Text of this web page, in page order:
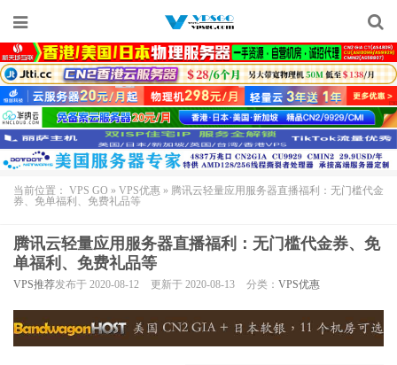
当前位置： VPS GO » VPS优惠 » 腾讯云轻量应用服务器直播福利：无门槛代金
券、免单福利、免费礼品等
腾讯云轻量应用服务器直播福利：无门槛代金券、免
单福利、免费礼品等
VPS推荐发布于 2020-08-12 更新于 2020-08-13 分类： VPS优惠